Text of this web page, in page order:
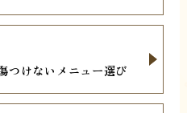
つけないメニュー選び